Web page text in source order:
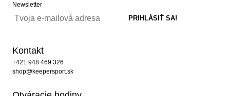
Newsletter
Kontakt
+421 948 469 326
shop@keepersport.sk